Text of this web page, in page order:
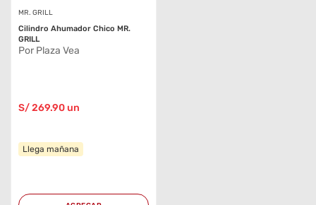
adicional
Tipo de encendido
MR. GRILL
Cilindro Ahumador Chico MR.
GRILL
Por Plaza Vea
S/269.90un
Llega mañana